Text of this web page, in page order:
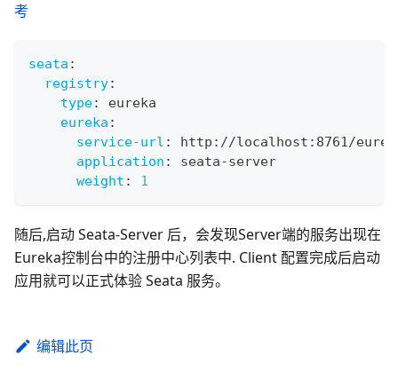
考
seata :
registry:
type:
eureka
eureka :
service-url : http : //localhost : 8761/
application : seata-server
weight : 1
随后,启动 Seata-Server 后，会发现Server端的服务出现在
Eureka控制台中的注册中心列表中. Client 配置完成后启动
应用就可以正式体验 Seata 服务。
编辑此页